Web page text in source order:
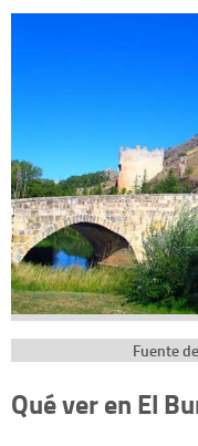
Fuente
Qué ver en El